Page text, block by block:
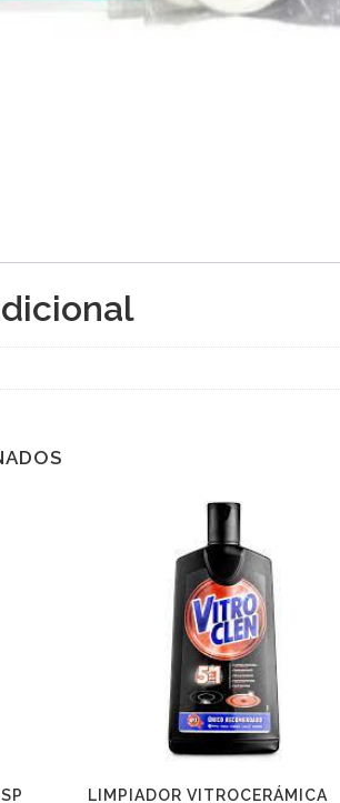
LIMPIADOR VITROCERÁMICA